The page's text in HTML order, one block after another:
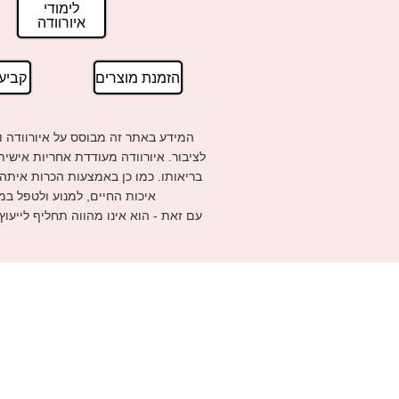
לימודי
איורוודה
הזמנת מוצרים
המידע באתר זה מבוסס על איורוודה
לציבור. איורוודה מעודדת אחריות
בריאותו. כמו כן באמצעות הכרות
איכות החיים, למנוע ולטפל
עם זאת - הוא אינו מהווה תחליף